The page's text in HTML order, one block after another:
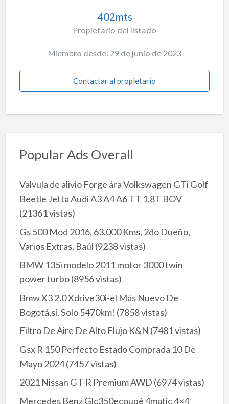
402mts
Propietario del listado
Miembro desde: 29 de junio de 2023
Contactar al propietario
Popular Ads Overall
Valvula de alivio Forge ára Volkswagen GTi Golf
Beetle Jetta Audi A3 A4 A6 TT 1.8T BOV
(21361 vistas)
Gs 500 Mod 2016, 63.000 Kms, 2do Dueño,
Varios Extras, Baúl (9238 vistas)
BMW 135i modelo 2011 motor 3000 twin
power turbo(8956 vistas)
Bmw X3 2.0 Xdrive30i-el Más Nuevo De
Bogotá,sí, Solo 5470km! (7858 vistas)
Filtro De Aire De Alto Flujo K&N (7481 vistas)
Gsx R 150 Perfecto Estado Comprada 10 De
Mayo 2024(7457 vistas)
2021 Nissan GT-R Premium AWD (6974 vistas)
Mercedes Benz Glc350ecoupé 4matic 4×4